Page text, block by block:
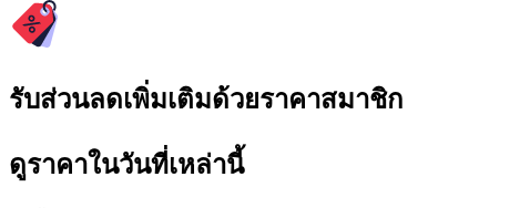
รับส่วนลดเพิ่มเติมด้วยราคาสมาชิก
ดูราคาในวันที่เหล่านี้